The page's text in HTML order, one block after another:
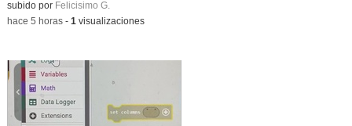
Contenido educativo.
subido por Felicisimo G.
-hace 5 horas- 1 visualizaciones